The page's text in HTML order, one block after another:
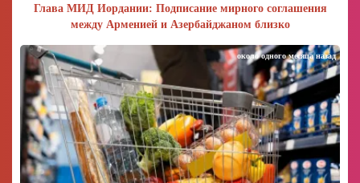
Глава МИД Иордании: Подписание мирного соглашения
между Арменией и Азербайджаном близко
около одного месяца назад